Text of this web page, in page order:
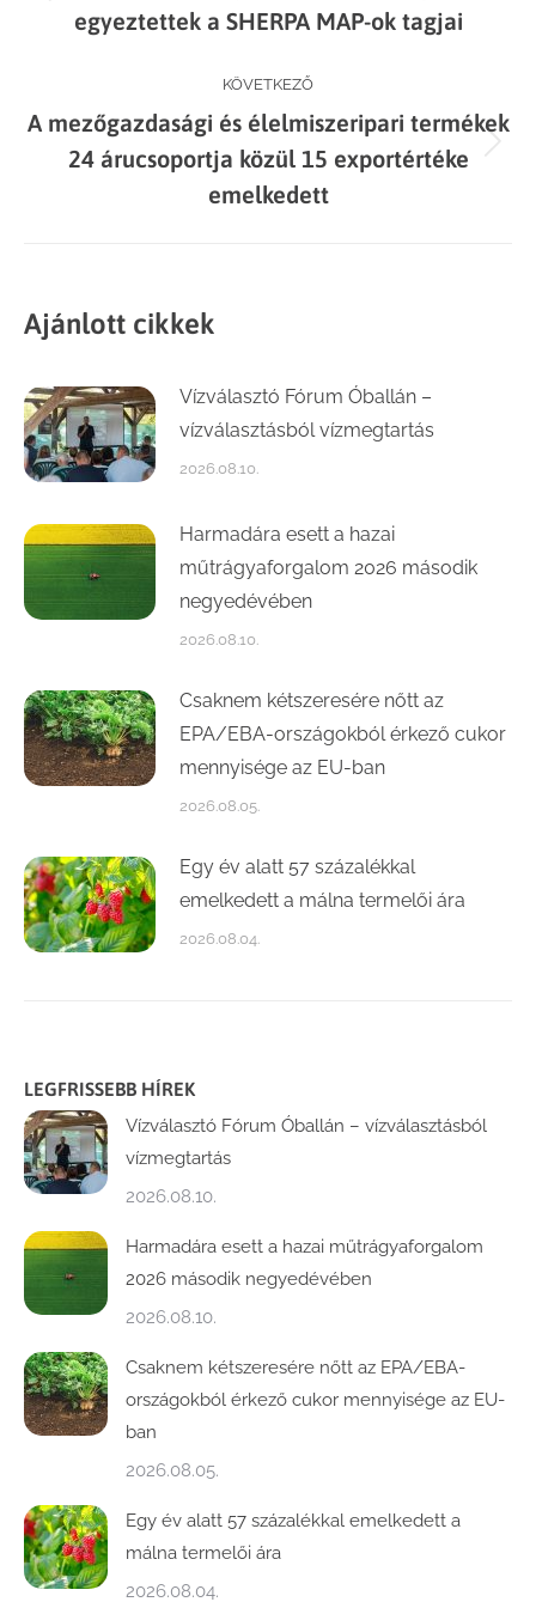
post:
egyeztettek a SHERPA MAP-ok tagjai
KÖVETKEZŐ
Next
post:
A mezőgazdasági és élelmiszeripari termékek
24 árucsoportja közül 15 exportértéke
emelkedett
Ajánlott cikkek
Vízválasztó Fórum Óballán –
vízválasztásból vízmegtartás
2026.08.10.
Harmadára esett a hazai
műtrágyaforgalom 2026 második
negyedévében
2026.08.10.
Csaknem kétszeresére nőtt az
EPA/EBA-országokból érkező cukor
mennyisége az EU-ban
2026.08.05.
Egy év alatt 57 százalékkal
emelkedett a málna termelői ára
2026.08.04.
LEGFRISSEBB HÍREK
Vízválasztó Fórum Óballán – vízválasztásból
vízmegtartás
2026.08.10.
Harmadára esett a hazai műtrágyaforgalom
2026 második negyedévében
2026.08.10.
Csaknem kétszeresére nőtt az EPA/EBA-
országokból érkező cukor mennyisége az EU-
ban
2026.08.05.
Egy év alatt 57 százalékkal emelkedett a
málna termelői ára
2026.08.04.